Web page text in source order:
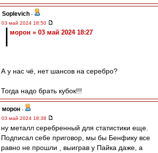
Soplevich -
03 май 2024 18:50
морон » 03 май 2024 18:27
А у нас чё, нет шансов на серебро?
Тогда надо брать кубок!!!
морон -
03 май 2024 18:38
ну металл серебренный для статистики еще.
Подписал себе приговор, мы бы Бенфику все
равно не прошли , выиграв у Пайка даже, а